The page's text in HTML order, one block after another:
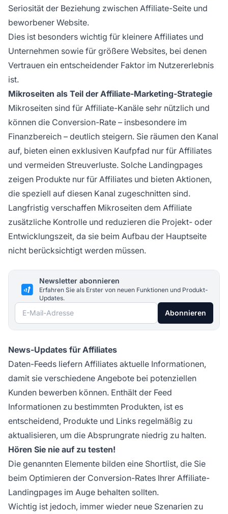
Seriosität der Beziehung zwischen Affiliate-Seite und
beworbener Website.
Dies ist besonders wichtig für kleinere Affiliates und
Unternehmen sowie für größere Websites, bei denen
Vertrauen ein entscheidender Faktor im Nutzererlebnis
ist.
Mikroseiten als Teil der Affiliate-Marketing-Strategie
Mikroseiten sind für Affiliate-Kanäle sehr nützlich und
können die Conversion-Rate – insbesondere im
Finanzbereich – deutlich steigern. Sie räumen den Kanal
auf, bieten einen exklusiven Kaufpfad nur für Affiliates
und vermeiden Streuverluste. Solche Landingpages
zeigen Produkte nur für Affiliates und bieten Aktionen,
die speziell auf diesen Kanal zugeschnitten sind.
Langfristig verschaffen Mikroseiten dem Affiliate
zusätzliche Kontrolle und reduzieren die Projekt- oder
Entwicklungszeit, da sie beim Aufbau der Hauptseite
nicht berücksichtigt werden müssen.
Newsletter abonnieren
Erfahren Sie als Erster von neuen Funktionen und Produkt-
Updates.
E-Mail-Adresse Abonnieren
News-Updates für Affiliates
Daten-Feeds liefern Affiliates aktuelle Informationen,
damit sie verschiedene Angebote bei potenziellen
Kunden bewerben können. Enthält der Feed
Informationen zu bestimmten Produkten, ist es
entscheidend, Produkte und Links regelmäßig zu
aktualisieren, um die Absprungrate niedrig zu halten.
Hören Sie nie auf zu testen!
Die genannten Elemente bilden eine Shortlist, die Sie
beim Optimieren der Conversion-Rates Ihrer Affiliate-
Landingpages im Auge behalten sollten.
Wichtig ist jedoch, immer wieder neue Szenarien zu